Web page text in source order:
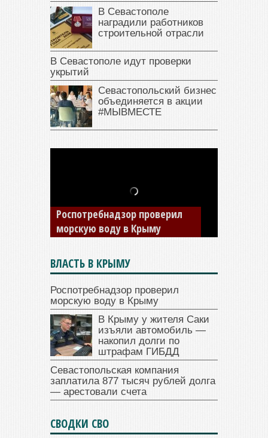
В Севастополе
наградили работников
строительной отрасли
В Севастополе идут проверки
укрытий
Севастопольский бизнес
объединяется в акции
#МЫВМЕСТЕ
Роспотребнадзор проверил
морскую воду в Крыму
В Крыму у жителя Саки
изъяли автомобиль —
накопил долги по штрафам
ГИБДД
ВЛАСТЬ В КРЫМУ
Роспотребнадзор проверил
морскую воду в Крыму
В Крыму у жителя Саки
изъяли автомобиль —
накопил долги по
штрафам ГИБДД
Севастопольская компания
заплатила 877 тысяч рублей долга
— арестовали счета
СВОДКИ СВО